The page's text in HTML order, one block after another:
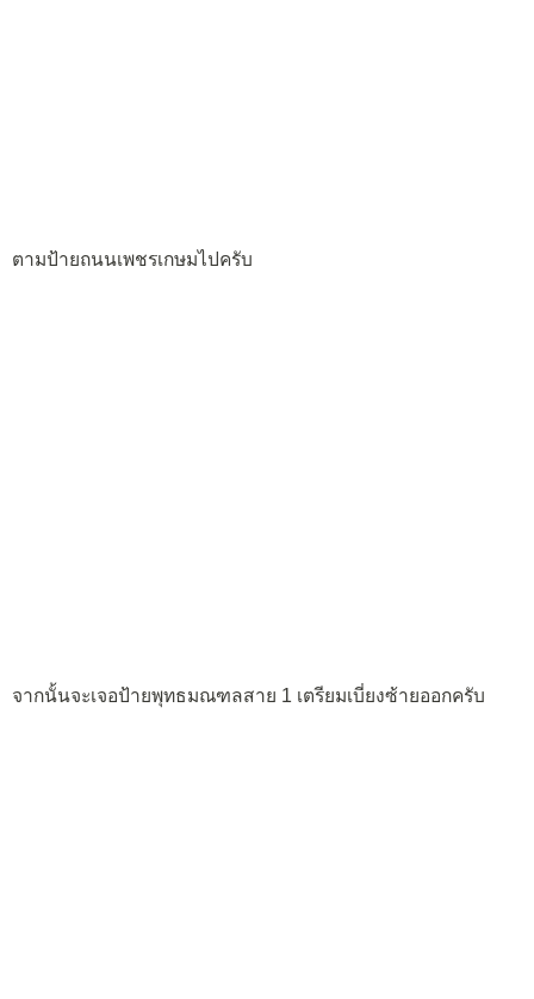
ตามป้ายถนนเพชรเกษมไปครับ
จากนั้นจะเจอป้ายพุทธมณฑลสาย 1 เตรียมเบี่ยงซ้ายออกครับ